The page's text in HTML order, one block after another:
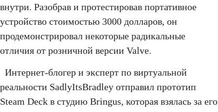
внутри. Разобрав и протестировав портативное
устройство стоимостью 3000 долларов, он
продемонстрировал некоторые радикальные
отличия от розничной версии Valve.
Интернет-блогер и эксперт по виртуальной
реальности SadlyItsBradley отправил прототип
Steam Deck в студию Bringus, которая взялась за его